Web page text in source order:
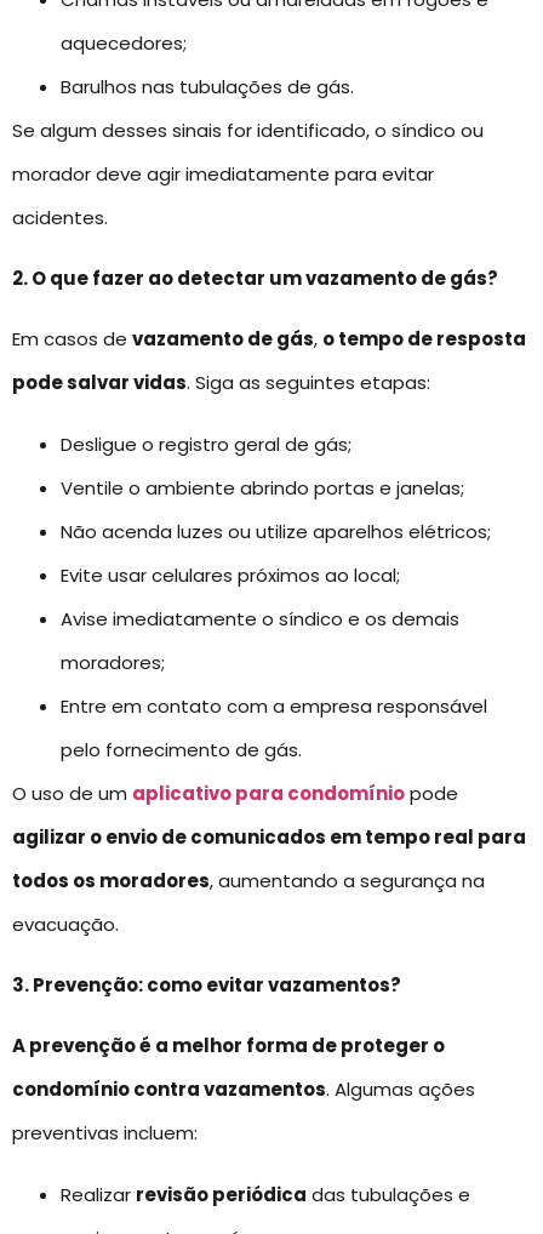
aquecedores;
Barulhos nas tubulações de gás.
Se algum desses sinais for identificado, o síndico ou
morador deve agir imediatamente para evitar
acidentes.
2. O que fazer ao detectar um vazamento de gás?
Em casos de vazamento de gás, o tempo de resposta
pode salvar vidas. Siga as seguintes etapas:
Desligue o registro geral de gás;
Ventile o ambiente abrindo portas e janelas;
Não acenda luzes ou utilize aparelhos elétricos;
Evite usar celulares próximos ao local;
Avise imediatamente o síndico e os demais
moradores;
Entre em contato com a empresa responsável
pelo fornecimento de gás.
O uso de um aplicativo para condomíniopode
agilizar o envio de comunicados em tempo real para
todos os moradores, aumentando a segurança na
evacuação.
3. Prevenção: como evitar vazamentos?
A prevenção é a melhor forma de proteger o
condomínio contra vazamentos. Algumas ações
preventivas incluem:
Realizar revisão periódica das tubulações e